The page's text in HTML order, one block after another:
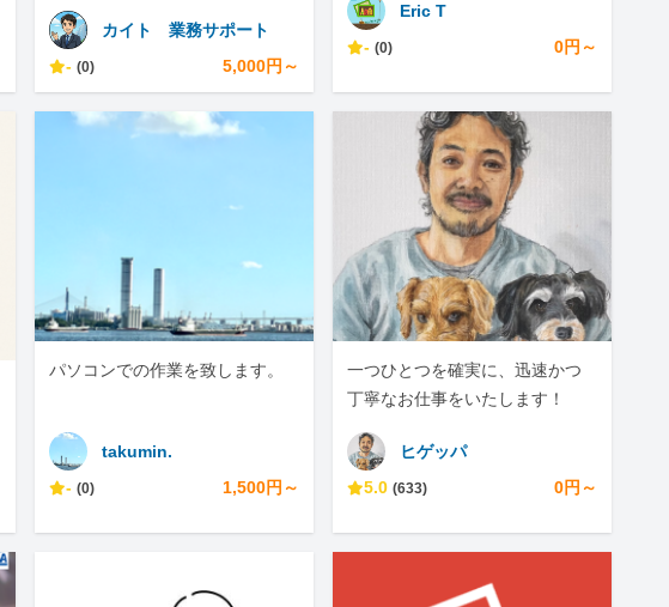
カイト 業務サポート
- (0) 5,000円～
Eric T
- (0) 0円～
パソコンでの作業を致します。
takumin.
- (0) 1,500円～
一つひとつを確実に、迅速かつ
丁寧なお仕事をいたします！
ヒゲッパ
5.0 (633) 0円～